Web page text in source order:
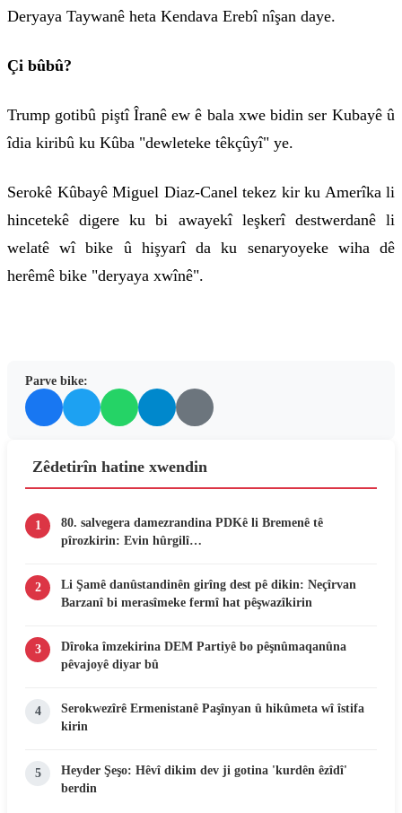
Deryaya Taywanê heta Kendava Erebî nîşan daye.
Çi bûbû?
Trump gotibû piştî Îranê ew ê bala xwe bidin ser Kubayê û
îdia kiribû ku Kûba "dewleteke têkçûyî" ye.
Serokê Kûbayê Miguel Diaz-Canel tekez kir ku Amerîka li
hincetekê digere ku bi awayekî leşkerî destwerdanê li
welatê wî bike û hişyarî da ku senaryoyeke wiha dê
herêmê bike "deryaya xwînê".
Parve bike:
Zêdetirîn hatine xwendin
1
80. salvegera damezrandina PDKê li Bremenê tê
pîrozkirin: Evin hûrgilî…
2
Li Şamê danûstandinên girîng dest pê dikin: Neçîrvan
Barzanî bi merasîmeke fermî hat pêşwazîkirin
3
Dîroka îmzekirina DEM Partiyê bo pêşnûmaqanûna
pêvajoyê diyar bû
4
Serokwezîrê Ermenistanê Paşînyan û hikûmeta wî îstifa
kirin
5
Heyder Şeşo: Hêvî dikim dev ji gotina 'kurdên êzîdî'
berdin